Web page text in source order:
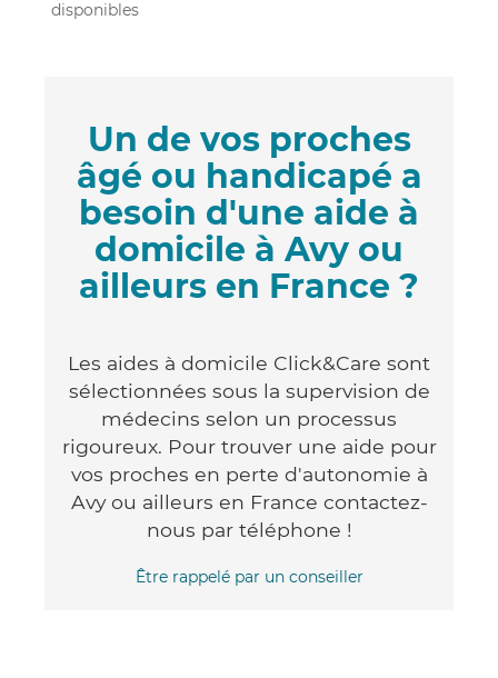
disponibles
Un de vos proches
âgé ou handicapé a
besoin d'une aide à
domicile à Avy ou
ailleurs en France ?
Les aides à domicile Click&Care sont
sélectionnées sous la supervision de
médecins selon un processus
rigoureux. Pour trouver une aide pour
vos proches en perte d'autonomie à
Avy ou ailleurs en France contactez-
nous par téléphone !
Être rappelé par un conseiller